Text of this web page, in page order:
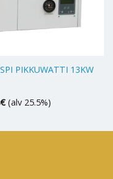
PIKKUWATTI 13KW
€ (alv 25.5%)